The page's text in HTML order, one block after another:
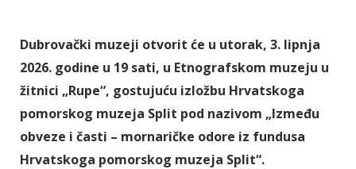
Dubrovački muzeji otvorit će u utorak, 3. lipnja
2026. godine u 19 sati, u Etnografskom muzeju u
žitnici „Rupe“, gostujuću izložbu Hrvatskoga
pomorskog muzeja Split pod nazivom „Između
obveze i časti – mornaričke odore iz fundusa
Hrvatskoga pomorskog muzeja Split“.